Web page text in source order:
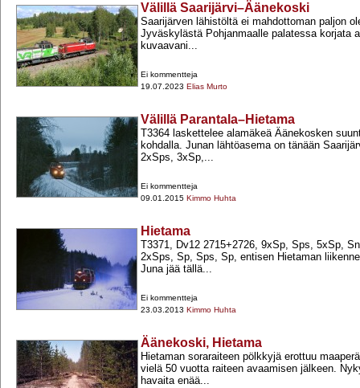
Välillä Saarijärvi–Äänekoski
Saarijärven lähistöltä ei mahdottoman paljon
Jyväskylästä Pohjanmaalle palatessa korjata
kuvaavani...
Ei kommentteja
19.07.2023 Elias Murto
Välillä Parantala–Hietama
T3364 laskettelee alamäkeä Äänekosken
kohdalla. Junan lähtöasema on tänään
2xSps, 3xSp,...
Ei kommentteja
09.01.2015 Kimmo Huhta
Hietama
T3371, Dv12 2715+​2726, 9xSp, Sps, 5xSp,
2xSps, Sp, Sps, Sp, entisen Hietaman
Juna jää tällä...
Ei kommentteja
23.03.2013 Kimmo Huhta
Äänekoski, Hietama
Hietaman soraraiteen pölkkyjä erottuu
vielä 50 vuotta raiteen avaamisen jälkeen.
havaita enää...